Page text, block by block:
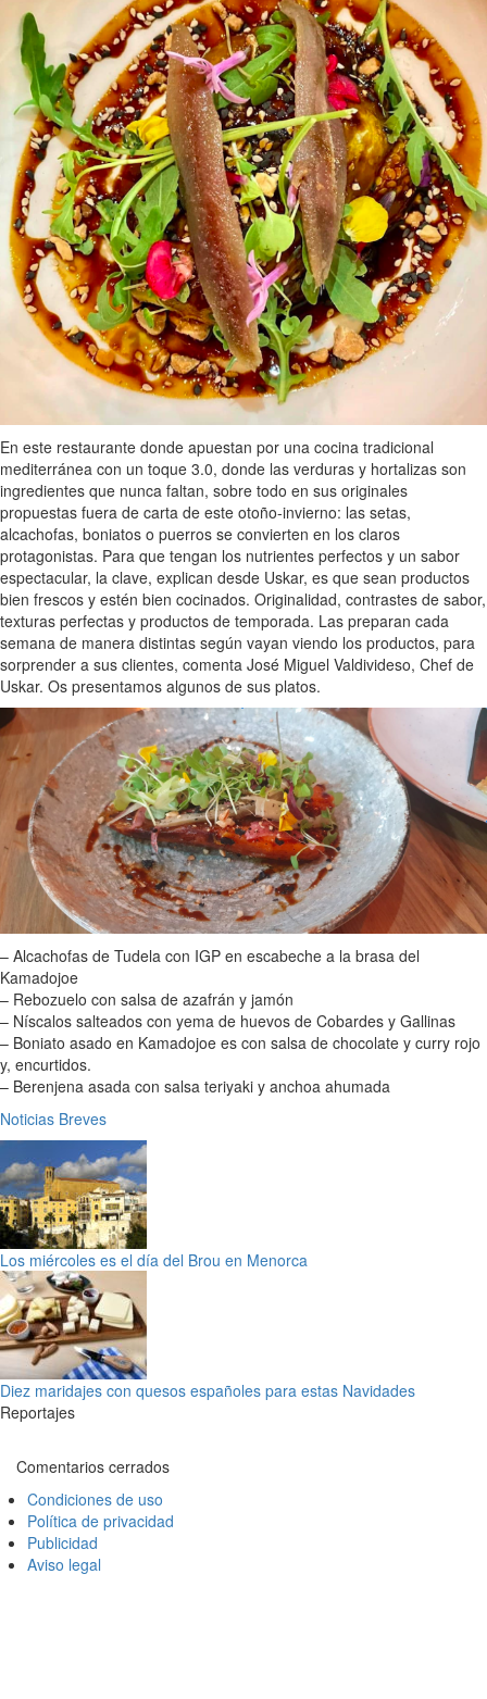
En este restaurante donde apuestan por una cocina tradicional
mediterránea con un toque 3.0, donde las verduras y hortalizas son
ingredientes que nunca faltan, sobre todo en sus originales
propuestas fuera de carta de este otoño-invierno: las setas,
alcachofas, boniatos o puerros se convierten en los claros
protagonistas. Para que tengan los nutrientes perfectos y un sabor
espectacular, la clave, explican desde Uskar, es que sean productos
bien frescos y estén bien cocinados. Originalidad, contrastes de sabor,
texturas perfectas y productos de temporada. Las preparan cada
semana de manera distintas según vayan viendo los productos, para
sorprender a sus clientes, comenta José Miguel Valdivideso, Chef de
Uskar. Os presentamos algunos de sus platos.
– Alcachofas de Tudela con IGP en escabeche a la brasa del
Kamadojoe
– Rebozuelo con salsa de azafrán y jamón
– Níscalos salteados con yema de huevos de Cobardes y Gallinas
– Boniato asado en Kamadojoe es con salsa de chocolate y curry rojo
y, encurtidos.
– Berenjena asada con salsa teriyaki y anchoa ahumada
Noticias Breves
Los miércoles es el día del Brou en Menorca
Diez maridajes con quesos españoles para estas Navidades
Reportajes
Comentarios cerrados
Condiciones de uso
Política de privacidad
Publicidad
Aviso legal